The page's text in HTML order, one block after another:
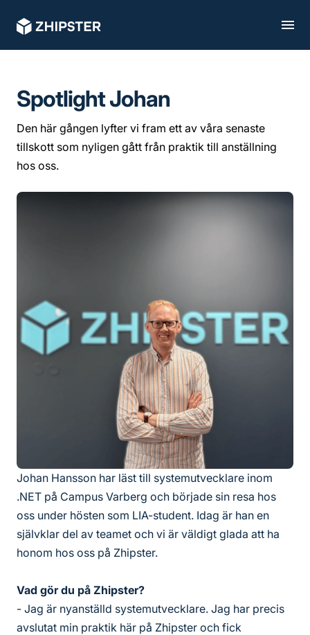
Spotlight Johan
Den här gången lyfter vi fram ett av våra senaste
tillskott som nyligen gått från praktik till anställning
hos oss.
Johan Hansson har läst till systemutvecklare inom
.NET på Campus Varberg och började sin resa hos
oss under hösten som LIA-student. Idag är han en
självklar del av teamet och vi är väldigt glada att ha
honom hos oss på Zhipster.
Vad gör du på Zhipster?
- Jag är nyanställd systemutvecklare. Jag har precis
avslutat min praktik här på Zhipster och fick